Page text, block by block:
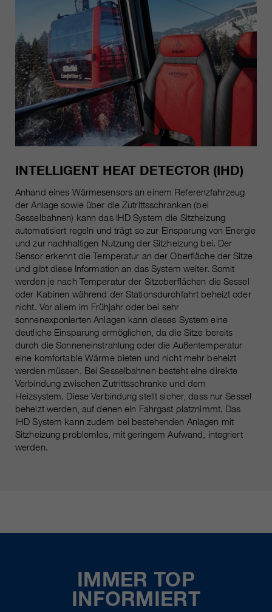
INTELLIGENT HEAT DETECTOR (IHD)
Anhand eines Wärmesensors an einem Referenzfahrzeug
der Anlage sowie über die Zutrittsschranken (bei
Sesselbahnen) kann das IHD System die Sitzheizung
automatisiert regeln und trägt so zur Einsparung von Energie
und zur nachhaltigen Nutzung der Sitzheizung bei. Der
Sensor erkennt die Temperatur an der Oberfläche der Sitze
und gibt diese Information an das System weiter. Somit
werden je nach Temperatur der Sitzoberflächen die Sessel
oder Kabinen während der Stationsdurchfahrt beheizt oder
nicht. Vor allem im Frühjahr oder bei sehr
sonnenexponierten Anlagen kann dieses System eine
deutliche Einsparung ermöglichen, da die Sitze bereits
durch die Sonneneinstrahlung oder die Außentemperatur
eine komfortable Wärme bieten und nicht mehr beheizt
werden müssen. Bei Sesselbahnen besteht eine direkte
Verbindung zwischen Zutrittsschranke und dem
Heizsystem. Diese Verbindung stellt sicher, dass nur Sessel
beheizt werden, auf denen ein Fahrgast platznimmt. Das
IHD System kann zudem bei bestehenden Anlagen mit
Sitzheizung problemlos, mit geringem Aufwand, integriert
werden.
IMMER TOP
INFORMIERT